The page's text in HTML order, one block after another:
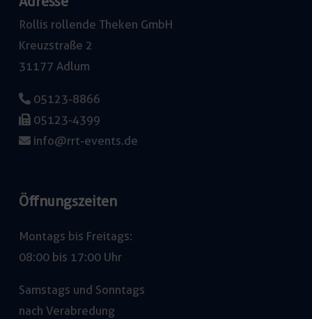
Rollis rollende Theken GmbH
Kreuzstraße 2
31177 Adlum
05123-8866
05123-4399
info@rrt-events.de
Öffnungszeiten
Montags bis Freitags:
08:00 bis 17:00 Uhr
Samstags und Sonntags
nach Verabredung